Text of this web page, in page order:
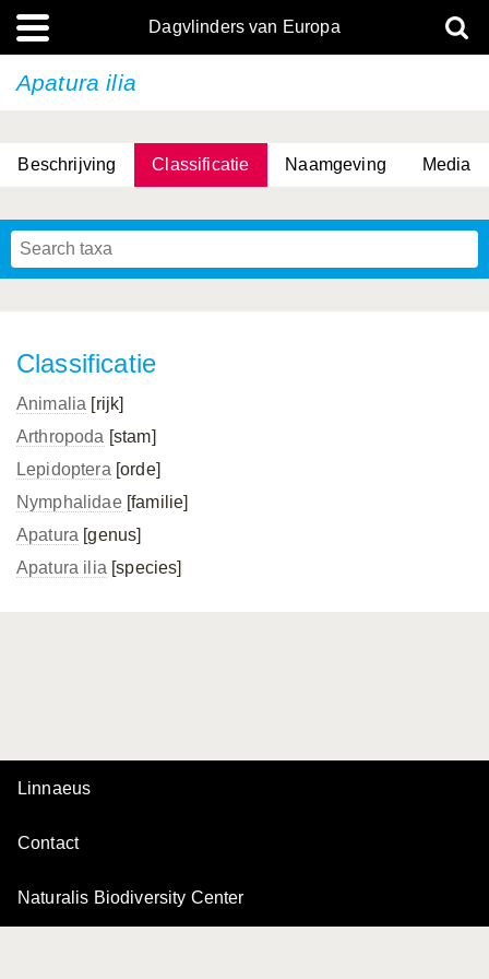
Dagvlinders van Europa
Apatura ilia
Beschrijving Classificatie Naamgeving Media
Classificatie
Animalia [rijk]
Arthropoda [stam]
Lepidoptera [orde]
Nymphalidae[familie]
Apatura [genus]
Apatura ilia [species]
Linnaeus
Contact
Naturalis Biodiversity Center